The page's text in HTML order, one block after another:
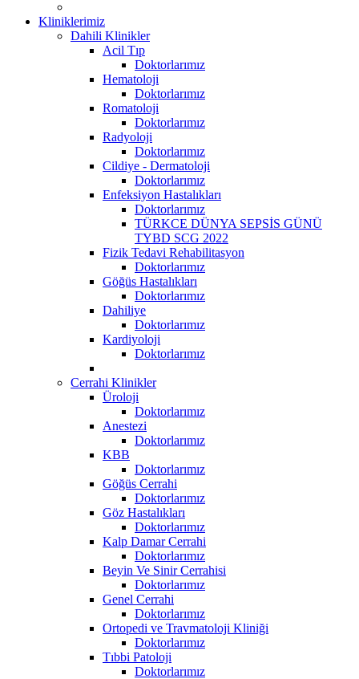
Kliniklerimiz
Dahili Klinikler
Acil Tıp
Doktorlarımız
Hematoloji
Doktorlarımız
Romatoloji
Doktorlarımız
Radyoloji
Doktorlarımız
Cildiye - Dermatoloji
Doktorlarımız
Enfeksiyon Hastalıkları
Doktorlarımız
TÜRKCE DÜNYA SEPSİS GÜNÜ
TYBD SCG 2022
Fizik Tedavi Rehabilitasyon
Doktorlarımız
Göğüs Hastalıkları
Doktorlarımız
Dahiliye
Doktorlarımız
Kardiyoloji
Doktorlarımız
Cerrahi Klinikler
Üroloji
Doktorlarımız
Anestezi
Doktorlarımız
KBB
Doktorlarımız
Göğüs Cerrahi
Doktorlarımız
Göz Hastalıkları
Doktorlarımız
Kalp Damar Cerrahi
Doktorlarımız
Beyin Ve Sinir Cerrahisi
Doktorlarımız
Genel Cerrahi
Doktorlarımız
Ortopedi ve Travmatoloji Kliniği
Doktorlarımız
Tıbbi Patoloji
Doktorlarımız